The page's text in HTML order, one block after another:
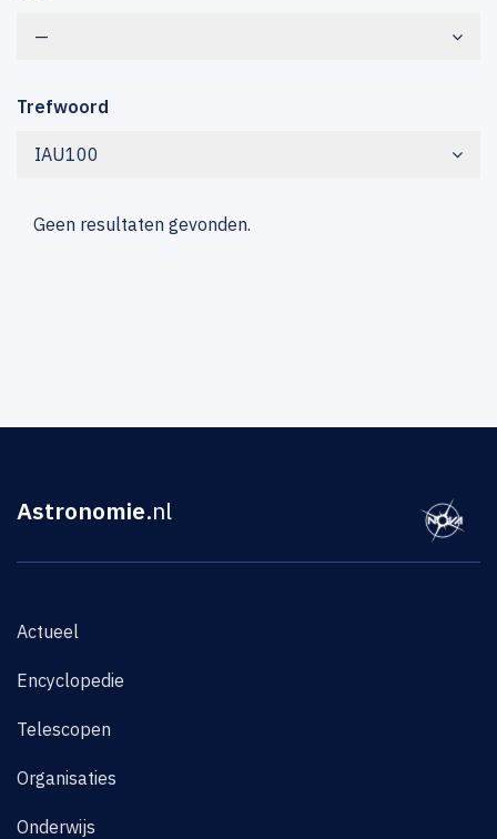
—
Trefwoord
IAU100
Geen resultaten gevonden.
Astronomie.nl
Actueel
Encyclopedie
Telescopen
Organisaties
Onderwijs